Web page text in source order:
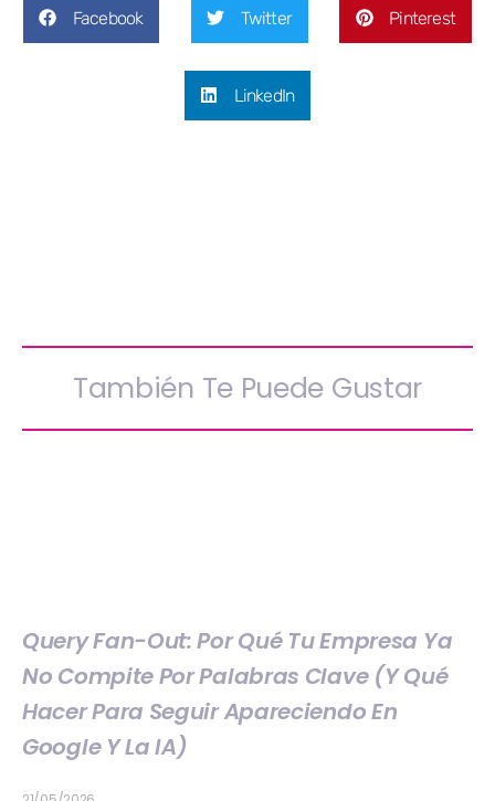
Facebook Twitter Pinterest
LinkedIn
También Te Puede Gustar
Query Fan-Out: Por Qué Tu Empresa Ya
No Compite Por Palabras Clave (y Qué
Hacer Para Seguir Apareciendo En
Google Y La IA)